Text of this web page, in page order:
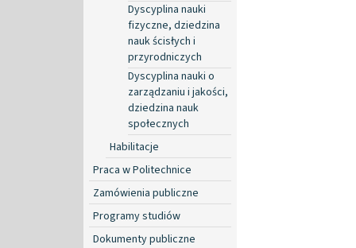
Dyscyplina nauki
fizyczne, dziedzina
nauk ścisłych i
przyrodniczych
Dyscyplina nauki o
zarządzaniu i jakości,
dziedzina nauk
społecznych
Habilitacje
Praca w Politechnice
Zamówienia publiczne
Programy studiów
Dokumenty publiczne